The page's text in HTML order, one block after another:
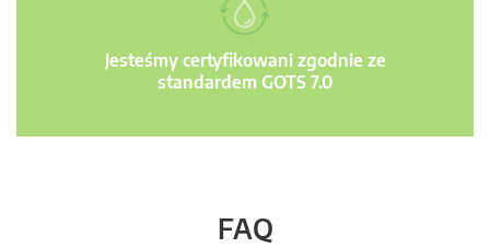
Jesteśmy certyfikowani zgodnie ze
standardem GOTS 7.0
FAQ